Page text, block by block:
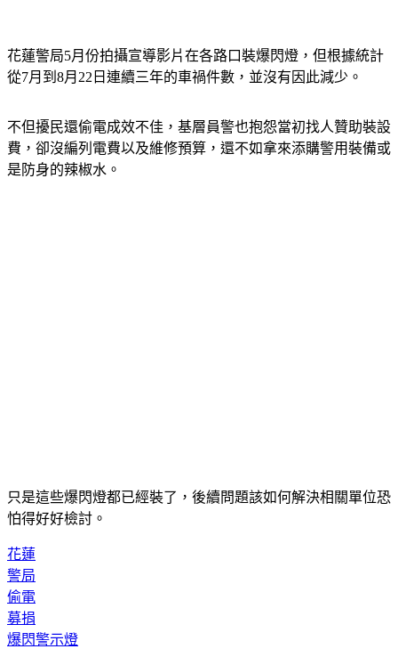
花蓮警局5月份拍攝宣導影片在各路口裝爆閃燈，但根據統計
從7月到8月22日連續三年的車禍件數，並沒有因此減少。
不但擾民還偷電成效不佳，基層員警也抱怨當初找人贊助裝設
費，卻沒編列電費以及維修預算，還不如拿來添購警用裝備或
是防身的辣椒水。
只是這些爆閃燈都已經裝了，後續問題該如何解決相關單位恐
怕得好好檢討。
花蓮
警局
偷電
募捐
爆閃警示燈